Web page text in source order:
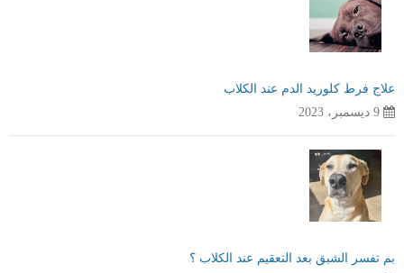
علاج فرط كلوريد الدم عند الكلاب
9 ديسمبر، 2023
بم تفسر الشبق بعد التعقيم عند الكلاب ؟